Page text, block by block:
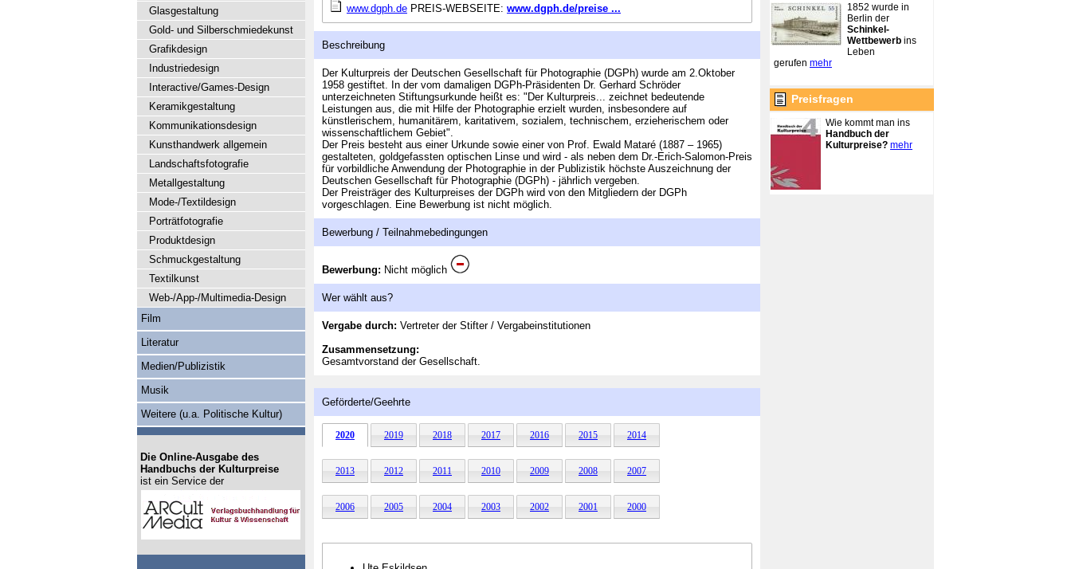
www.dgph.de PREIS-WEBSEITE: www.dgph.de/preise ...
Beschreibung
Der Kulturpreis der Deutschen Gesellschaft für Photographie (DGPh) wurde am 2.Oktober
1958 gestiftet. In der vom damaligen DGPh-Präsidenten Dr. Gerhard Schröder
unterzeichneten Stiftungsurkunde heißt es: "Der Kulturpreis... zeichnet bedeutende
Leistungen aus, die mit Hilfe der Photographie erzielt wurden, insbesondere auf
künstlerischem, humanitärem, karitativem, sozialem, technischem, erzieherischem oder
wissenschaftlichem Gebiet".
Der Preis besteht aus einer Urkunde sowie einer von Prof. Ewald Mataré (1887 – 1965)
gestalteten, goldgefassten optischen Linse und wird - als neben dem Dr.-Erich-Salomon-Preis
für vorbildliche Anwendung der Photographie in der Publizistik höchste Auszeichnung der
Deutschen Gesellschaft für Photographie (DGPh) - jährlich vergeben.
Der Preisträger des Kulturpreises der DGPh wird von den Mitgliedern der DGPh
vorgeschlagen. Eine Bewerbung ist nicht möglich.
Bewerbung / Teilnahmebedingungen
Bewerbung: Nicht möglich
Wer wählt aus?
Vergabe durch: Vertreter der Stifter / Vergabeinstitutionen
Zusammensetzung:
Gesamtvorstand der Gesellschaft.
Geförderte/Geehrte
2020 2019 2018 2017 2016 2015 2014
2013 2012 2011 2010 2009 2008 2007
2006 2005 2004 2003 2002 2001 2000
Glasgestaltung
Gold- und Silberschmiedekunst
Grafikdesign
Industriedesign
Interactive/Games-Design
Keramikgestaltung
Kommunikationsdesign
Kunsthandwerk allgemein
Landschaftsfotografie
Metallgestaltung
Mode-/Textildesign
Porträtfotografie
Produktdesign
Schmuckgestaltung
Textilkunst
Web-/App-/Multimedia-Design
Film
Literatur
Medien/Publizistik
Musik
Weitere (u.a. Politische Kultur)
Die Online-Ausgabe des
Handbuchs der Kulturpreise
ist ein Service der
1852 wurde in
Berlin der
Schinkel-
Wettbewerb ins
Leben
gerufen mehr
Preisfragen
Wie kommt man ins
Handbuch der
Kulturpreise? mehr